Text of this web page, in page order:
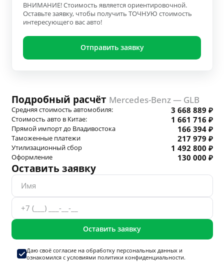
ВНИМАНИЕ! Стоимость является ориентировочной.
Оставьте заявку, чтобы получить ТОЧНУЮ стоимость
интересующего вас авто!
Отправить заявку
Подробный расчёт Mercedes-Benz — GLB
Средняя стоимость автомобиля: 3 668 889 ₽
Стоимость авто в Китае: 1 661 716 ₽
Прямой импорт до Владивостока 166 394 ₽
Таможенные платежи 217 979 ₽
Утилизационный сбор 1 492 800 ₽
Оформление 130 000 ₽
Оставить заявку
Оставить заявку
Даю своё согласие на обработку персональных данныхи
ознакомился с условиями политики конфиденциальности.